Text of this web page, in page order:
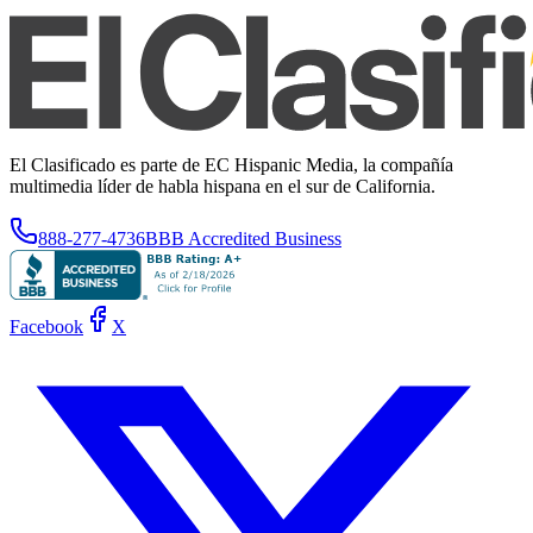
El Clasificado es parte de EC Hispanic Media, la compañía
multimedia líder de habla hispana en el sur de California.
888-277-4736BBB Accredited Business
Facebook X